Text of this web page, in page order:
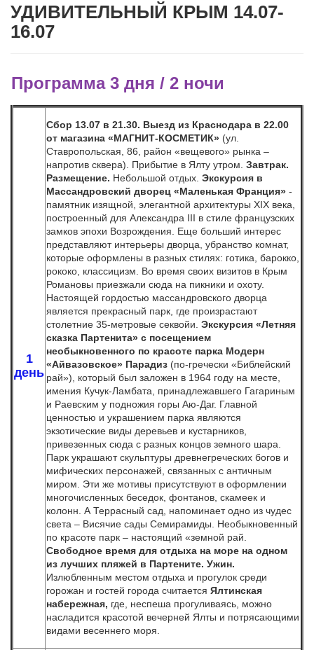
УДИВИТЕЛЬНЫЙ КРЫМ 14.07-
16.07
Программа 3 дня / 2 ночи
1
день
Сбор 13.07 в 21.30. Выезд из Краснодара в 22.00
от магазина «МАГНИТ-КОСМЕТИК» (ул.
Ставропольская, 86, район «вещевого» рынка –
напротив сквера). Прибытие в Ялту утром. Завтрак.
Размещение. Небольшой отдых. Экскурсия в
Массандровский дворец «Маленькая Франция» -
памятник изящной, элегантной архитектуры ΧΙΧ века,
построенный для Александра III в стиле французских
замков эпохи Возрождения. Еще больший интерес
представляют интерьеры дворца, убранство комнат,
которые оформлены в разных стилях: готика, барокко,
рококо, классицизм. Во время своих визитов в Крым
Романовы приезжали сюда на пикники и охоту.
Настоящей гордостью массандровского дворца
является прекрасный парк, где произрастают
столетние 35-метровые секвойи. Экскурсия «Летняя
сказка Партенита» с посещением
необыкновенного по красоте парка Модерн
«Айвазовское» Парадиз (по-гречески «Библейский
рай»), который был заложен в 1964 году на месте,
имения Кучук-Ламбата, принадлежавшего Гагариным
и Раевским у подножия горы Аю-Даг. Главной
ценностью и украшением парка являются
экзотические виды деревьев и кустарников,
привезенных сюда с разных концов земного шара.
Парк украшают скульптуры древнегреческих богов и
мифических персонажей, связанных с античным
миром. Эти же мотивы присутствуют в оформлении
многочисленных беседок, фонтанов, скамеек и
колонн. А Террасный сад, напоминает одно из чудес
света – Висячие сады Семирамиды.
Необыкновенный
по красоте парк – настоящий «земной рай.
Свободное время для отдыха на море на одном
из лучших пляжей в Партените. Ужин.
Излюбленным местом отдыха и прогулок среди
горожан и гостей города считается Ялтинская
набережная, где, неспеша прогуливаясь, можно
насладится красотой вечерней Ялты и потрясающими
видами весеннего моря.